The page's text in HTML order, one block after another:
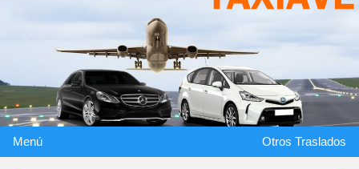
Menú Otros Traslados